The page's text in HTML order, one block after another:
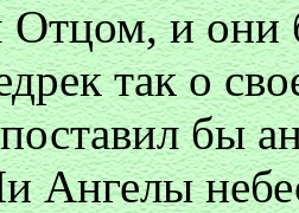
Отцом, и
так о
бы
Ангелы